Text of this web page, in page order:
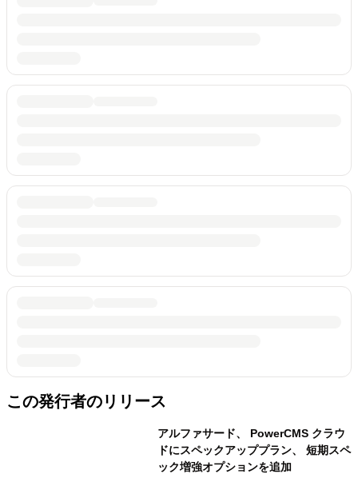
この発行者のリリース
アルファサード、 PowerCMS クラウ
ドにスペックアッププラン、 短期スペ
ック増強オプションを追加